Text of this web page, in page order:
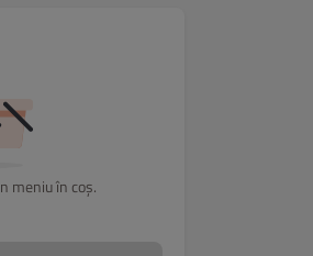
meniu în coș.